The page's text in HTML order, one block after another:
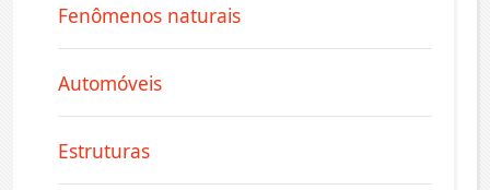
Fenômenos naturais
Automóveis
Estruturas